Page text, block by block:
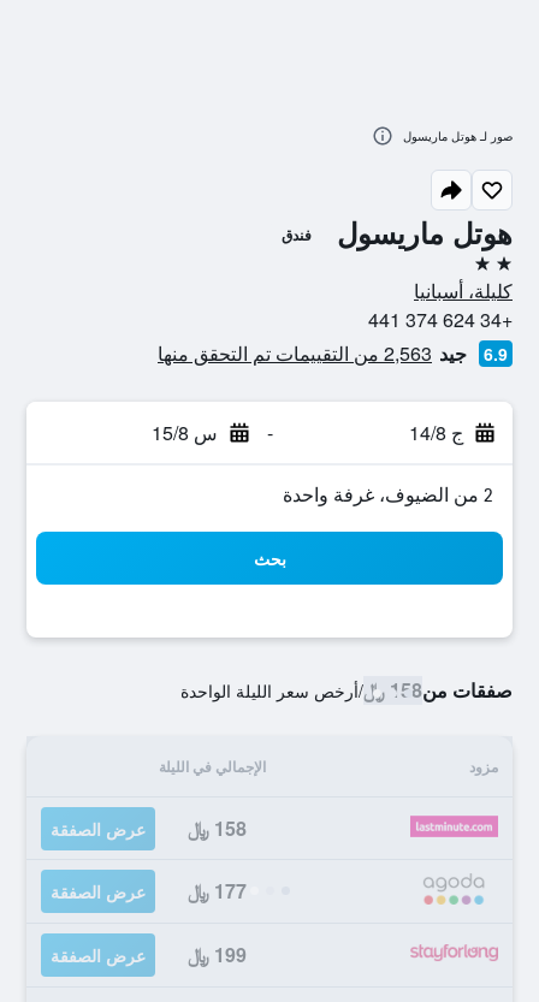
هوتل ماريسول فندق
2 نجمتين
كليلة، أسبانيا
+34 624 374 441
6.9 جيد 2,563 من التقييمات تم التحقق منها
ج 14/8 - س 15/8
2 من الضيوف، غرفة واحدة
بحث
صفقات من158 ﷼ /أرخص سعر الليلة الواحدة
مزود الإجمالي في الليلة
158 ﷼ عرض الصفقة
177 ﷼ عرض الصفقة
199 ﷼ عرض الصفقة
صور لـ هوتل ماريسول